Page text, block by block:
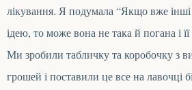
лікування. Я подумала “Якщо вже
ідею, то може вона не така й погана і
Ми зробили табличкута коробочкуз
грошей і поставили це всена лавочці